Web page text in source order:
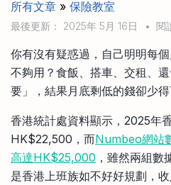
月供股票計劃
比較最抵月供計劃戶口
比較定存利率
信用卡
比較各種最優惠信用卡
其他網站
手機App與理財資訊
企業服務
所有文章 » 保險教室
最後更新： 2025年 5月 16日 • 閱
你有沒有疑惑過，自己明明每
不夠用？食飯、搭車、交租、
要」，結果月底剩低的錢卻少得
香港統計處資料顯示，2025年
HK$22,500，而Numbeo網站
高達HK$25,000 ，雖然兩組數
是香港上班族如不好好規劃，